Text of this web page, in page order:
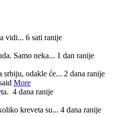
vidi... 6 sati ranije
Samo neka... 1 dan ranije
srbiju, odakle će... 2 dana ranije
More
4 dana ranije
kreveta su... 4 dana ranije